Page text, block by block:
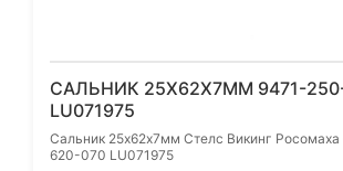
САЛЬНИК 25Х62Х7ММ 9471-
LU071975
Сальник 25х62х7мм Стелс Викинг
620-070 LU071975